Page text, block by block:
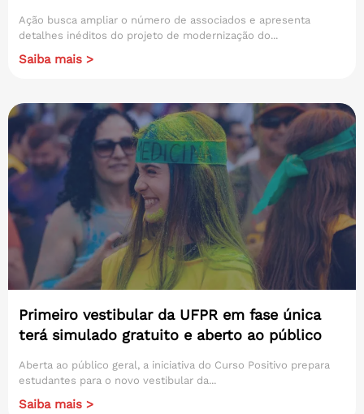
Ação busca ampliar o número de associados e apresenta
detalhes inéditos do projeto de modernização do...
Saiba mais >
Primeiro vestibular da UFPR em fase única
terá simulado gratuito e aberto ao público
Aberta ao público geral, a iniciativa do Curso Positivo prepara
estudantes para o novo vestibular da...
Saiba mais >